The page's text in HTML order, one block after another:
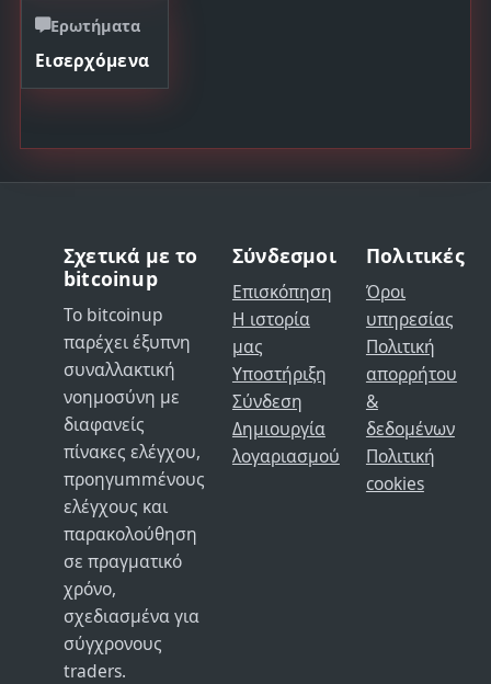
Ερωτήματα
Εισερχόμενα
Σχετικά με το
bitcoinup
Το bitcoinup
παρέχει έξυπνη
συναλλακτική
νοημοσύνη με
διαφανείς
πίνακες ελέγχου,
προηγummένους
ελέγχους και
παρακολούθηση
σε πραγματικό
χρόνο,
σχεδιασμένα για
σύγχρονους
traders.
Σύνδεσμοι
Επισκόπηση
Η ιστορία
μας
Υποστήριξη
Σύνδεση
Δημιουργία
λογαριασμού
Πολιτικές
Όροι
υπηρεσίας
Πολιτική
απορρήτου
&
δεδομένων
Πολιτική
cookies